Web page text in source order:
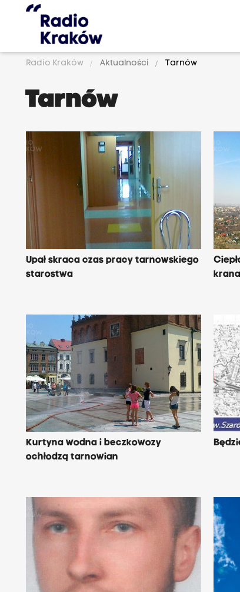
Radio Kraków Aktualności Tarnów
Tarnów
Upał skraca czas pracy tarnowskiego
starostwa
Kurtyna wodna i beczkowozy
ochłodzą tarnowian